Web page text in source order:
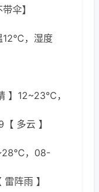
伞】
12℃，湿度
】12~23℃，
多云 】
，08-
阵雨 】